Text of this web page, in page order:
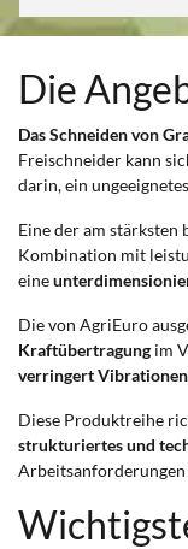
Die
Das Schneiden von
Freischneider kann
darin, ein
Eine der am
Kombination mit
eine
Die von AgriEuro
Kraftübertragung im
verringert
Diese Produktreihe
strukturiertes und